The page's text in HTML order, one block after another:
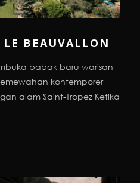
BEAUVALLON
babak baru warisan
kontemporer
alam Saint-Tropez Ketika